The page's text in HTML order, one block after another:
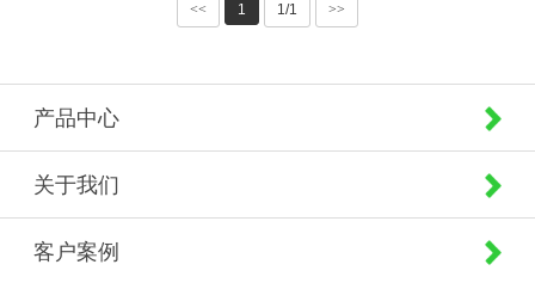
<< 1 1/1 >>
产品中心
关于我们
客户案例